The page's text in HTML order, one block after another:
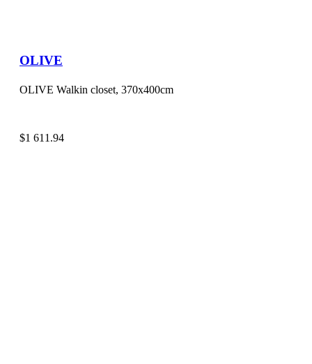
OLIVE
OLIVE Walkin closet, 370x400cm
$1 611.94